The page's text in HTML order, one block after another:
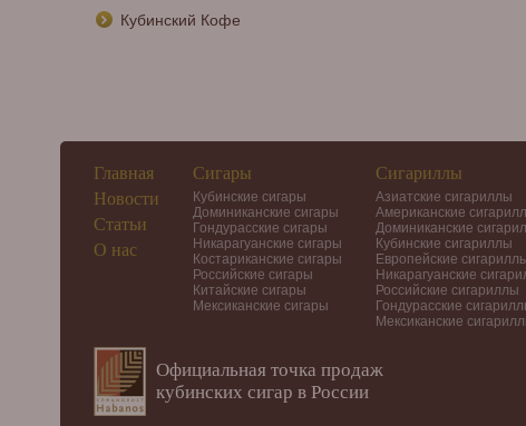
Кубинский Кофе
Главная
Новости
Статьи
О нас
Сигары
Кубинские сигары
Доминиканские сигары
Гондурасские сигары
Никарагуанские сигары
Костариканские сигары
Российские сигары
Китайские сигары
Мексиканские сигары
Сигариллы
Азиатские сигариллы
Американские
Доминиканские
Кубинские сигариллы
Европейские
Никарагуанские
Российские сигариллы
Гондурасские
Мексиканские
Официальная точка продаж
кубинских сигар в России